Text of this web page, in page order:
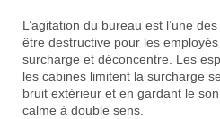
L’agitation du bureau est l’une
être destructive pour les
surcharge et déconcentre. Les
les cabines limitent la surcharge
bruit extérieur et en gardant le
calme à double sens.